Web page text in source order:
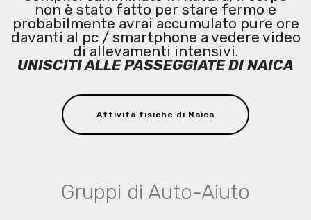
non è stato fatto per stare fermo e
probabilmente avrai accumulato pure ore
davanti al pc / smartphone a vedere video
di allevamenti intensivi.
UNISCITI ALLE PASSEGGIATE DI NAICA
Attività fisiche di Naica
Gruppi di Auto-Aiuto